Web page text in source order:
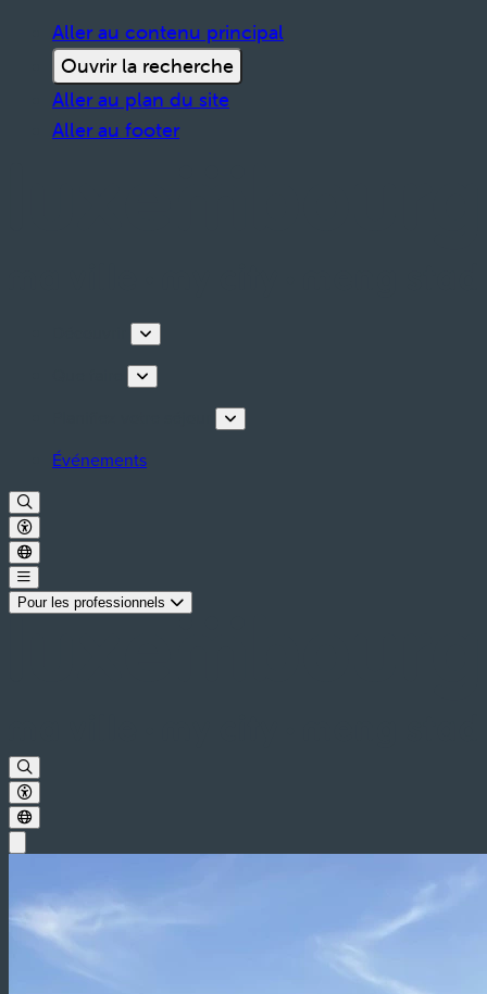
Aller au contenu principal
Ouvrir la recherche
Aller au plan du site
Aller au footer
Événements
Pour les professionnels